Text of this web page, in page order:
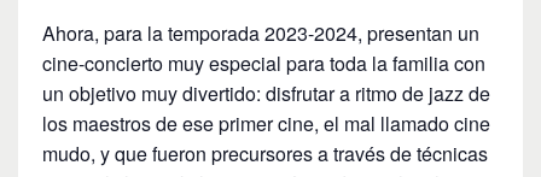
Ahora, para la temporada 2023-2024, presentan un
cine-concierto muy especial para toda la familia con
un objetivo muy divertido: disfrutar a ritmo de jazz de
los maestros de ese primer cine, el mal llamado cine
mudo, y que fueron precursores a través de técnicas